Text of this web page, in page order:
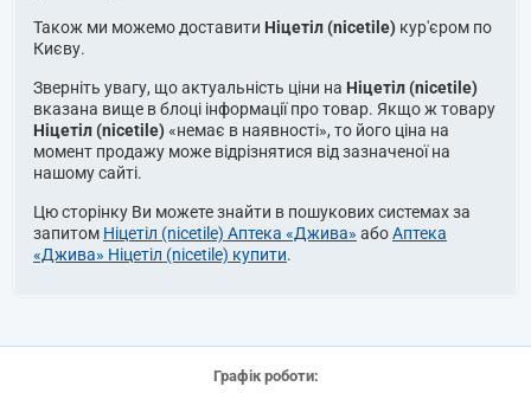
Також ми можемо доставити Ніцетіл (nicetile) кур'єром по
Києву.
Зверніть увагу, що актуальність ціни на Ніцетіл (nicetile)
вказана вище в блоці інформації про товар. Якщо ж товару
Ніцетіл (nicetile)«немає в наявності», то його ціна на
момент продажу може відрізнятися від зазначеної на
нашому сайті.
Цю сторінку Ви можете знайти в пошукових системах за
запитом Ніцетіл (nicetile) Аптека «Джива» абоАптека
«Джива» Ніцетіл (nicetile) купити.
Графік роботи: